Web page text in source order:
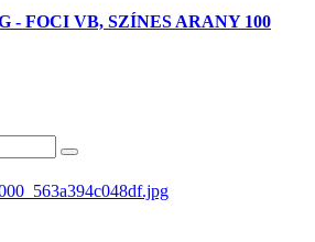
- FOCI VB, SZÍNES ARANY 100